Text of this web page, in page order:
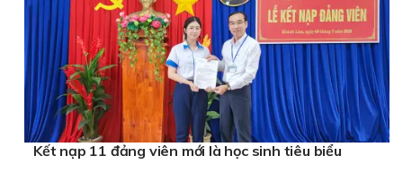
Kết nạp 11 đảng viên mới là học sinh tiêu biểu